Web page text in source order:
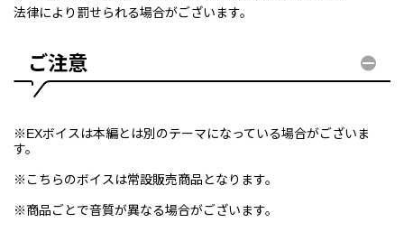
法律により罰せられる場合がございます。
ご注意
※EXボイスは本編とは別のテーマになっている場合がございま
す。
※こちらのボイスは常設販売商品となります。
※商品ごとで音質が異なる場合がございます。